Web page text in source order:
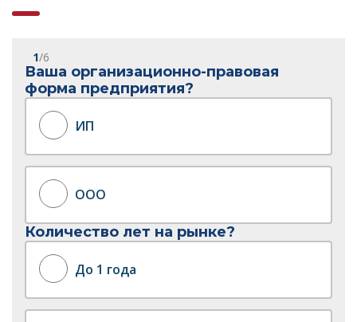
1/6
Ваша организационно-правовая
форма предприятия?
ИП
ООО
Количество лет на рынке?
До 1 года